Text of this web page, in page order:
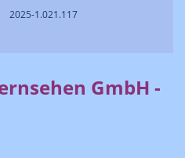
2025-1.021.117
GmbH -